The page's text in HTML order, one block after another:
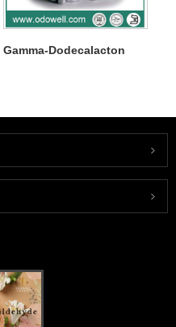
Gamma-Dodecalacton